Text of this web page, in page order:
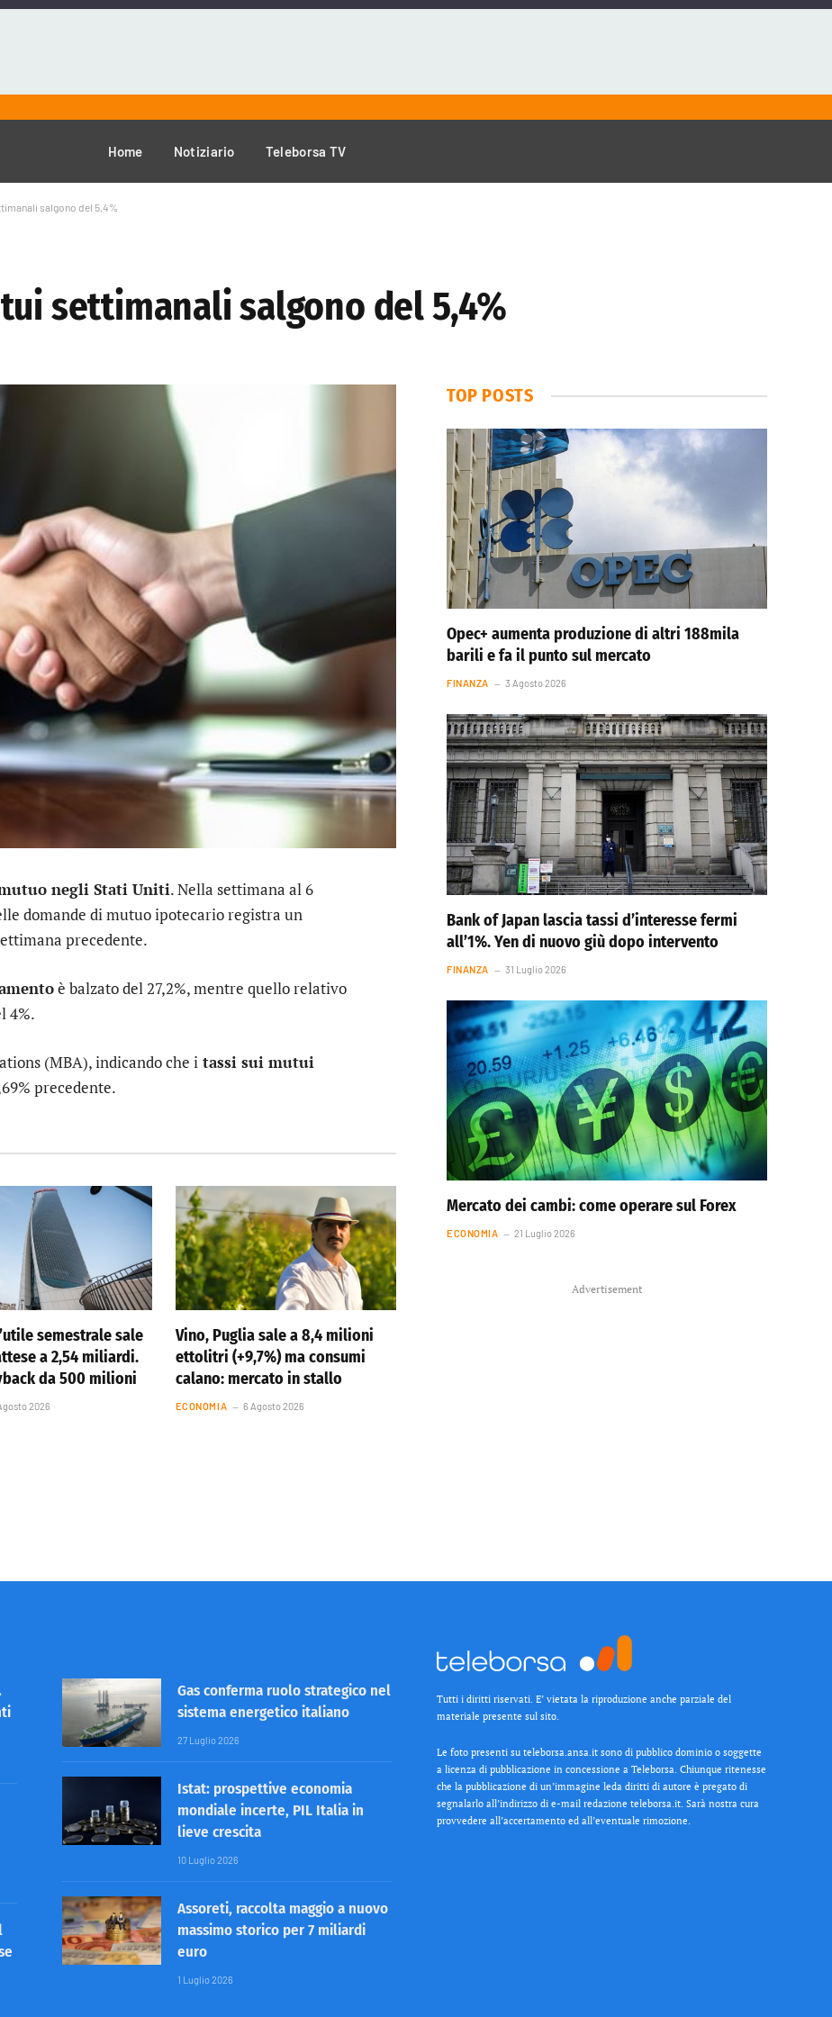
Home Notiziario Teleborsa TV
salgono del 5,4%
settimanali salgono del 5,4%
negli Stati Uniti. Nella settimana al 6
domande di mutuo ipotecario registra un
precedente.
è balzato del 27,2%, mentre quello relativo
4%.
(MBA), indicando che i tassi sui mutui
precedente.
semestrale sale
a 2,54 miliardi.
da 500 milioni
2026
Vino, Puglia sale a 8,4 milioni
ettolitri (+9,7%) ma consumi
calano: mercato in stallo
ECONOMIA 6 Agosto 2026
TOP POSTS
Opec+ aumenta produzione di altri 188mila
barili e fa il punto sul mercato
FINANZA 3 Agosto 2026
Bank of Japan lascia tassi d’interesse fermi
all’1%. Yen di nuovo giù dopo intervento
FINANZA 31 Luglio 2026
Mercato dei cambi: come operare sul Forex
ECONOMIA 21 Luglio 2026
Advertisement
Gas conferma ruolo strategico nel
sistema energetico italiano
27 Luglio 2026
Istat: prospettive economia
mondiale incerte, PIL Italia in
lieve crescita
10 Luglio 2026
Assoreti, raccolta maggio a nuovo
massimo storico per 7 miliardi
euro
1 Luglio 2026
Tutti i diritti riservati. E’ vietata la riproduzione anche parziale del
materiale presente sul sito.
Le foto presenti su teleborsa.ansa.it sono di pubblico dominio o soggette
a licenza di pubblicazione in concessione a Teleborsa. Chiunque ritenesse
che la pubblicazione di un’immagine leda diritti di autore è pregato di
segnalarlo all’indirizzo di e-mail redazione teleborsa.it. Sarà nostra cura
provvedere all’accertamento ed all’eventuale rimozione.